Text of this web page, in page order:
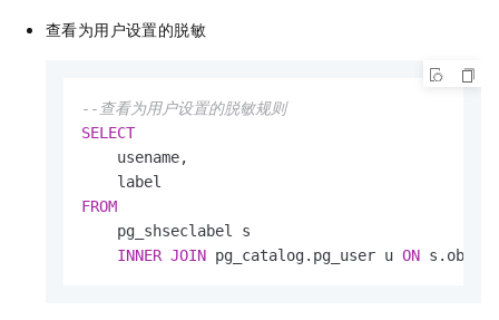
查看为用户设置的脱敏
--查看为用户设置的脱敏规则
SELECT
    usename,
FROM
    pg_shseclabel s
INNER JOIN pg_catalog.pg_user u ON